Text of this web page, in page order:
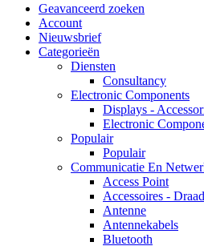
Geavanceerd zoeken
Account
Nieuwsbrief
Categorieën
Diensten
Consultancy
Electronic Components
Displays -
Electronic
Populair
Populair
Communicatie En
Access Point
Accessoires -
Antenne
Antennekabels
Bluetooth